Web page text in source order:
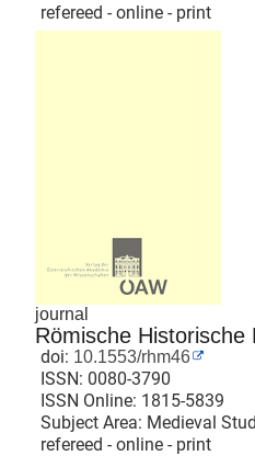
refereed - online - print
journal
Römische Historische
doi: 10.1553/rhm46
ISSN: 0080-3790
ISSN Online: 1815-5839
Subject Area: Medieval
refereed - online - print